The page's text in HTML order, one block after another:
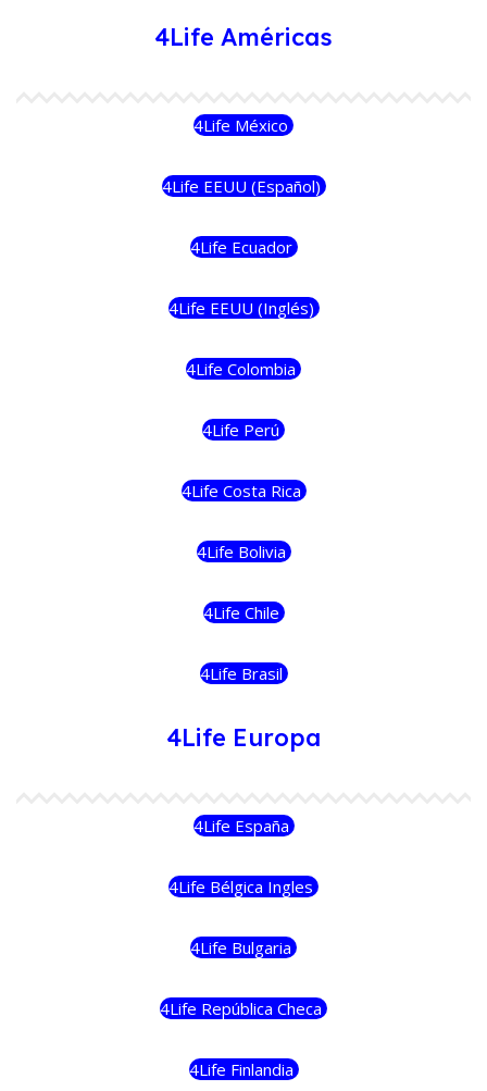
4Life Américas
4Life México
4Life EEUU (Español)
4Life Ecuador
4Life EEUU (Inglés)
4Life Colombia
4Life Perú
4Life Costa Rica
4Life Bolivia
4Life Chile
4Life Brasil
4Life Europa
4Life España
4Life Bélgica Ingles
4Life Bulgaria
4Life República Checa
4Life Finlandia